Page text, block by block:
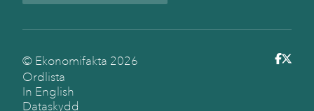
© Ekonomifakta 2026
Ordlista
In English
Dataskydd